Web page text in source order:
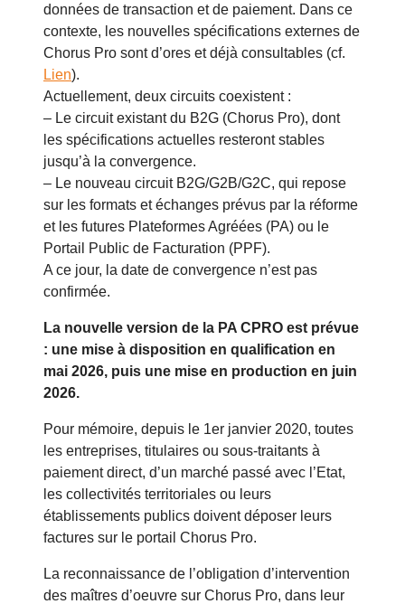
données de transaction et de paiement. Dans ce
contexte, les nouvelles spécifications externes de
Chorus Pro sont d’ores et déjà consultables (cf.
Lien).
Actuellement, deux circuits coexistent :
– Le circuit existant du B2G (Chorus Pro), dont
les spécifications actuelles resteront stables
jusqu’à la convergence.
– Le nouveau circuit B2G/G2B/G2C, qui repose
sur les formats et échanges prévus par la réforme
et les futures Plateformes Agréées (PA) ou le
Portail Public de Facturation (PPF).
A ce jour, la date de convergence n’est pas
confirmée.
La nouvelle version de la PA CPRO est prévue
: une mise à disposition en qualification en
mai 2026, puis une mise en production en juin
2026.
Pour mémoire, depuis le 1er janvier 2020, toutes
les entreprises, titulaires ou sous-traitants à
paiement direct, d’un marché passé avec l’Etat,
les collectivités territoriales ou leurs
établissements publics doivent déposer leurs
factures sur le portail Chorus Pro.
La reconnaissance de l’obligation d’intervention
des maîtres d’oeuvre sur Chorus Pro, dans leur